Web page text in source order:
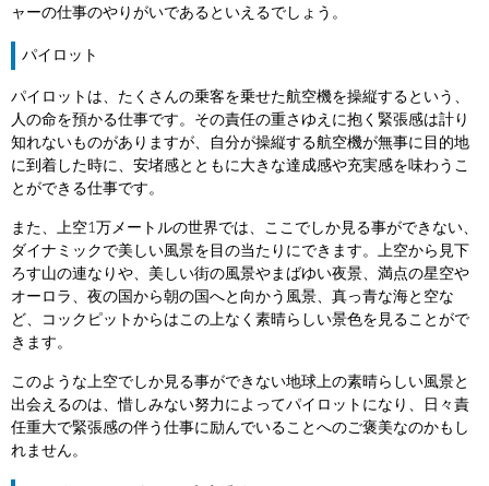
ャーの仕事のやりがいであるといえるでしょう。
パイロット
パイロットは、たくさんの乗客を乗せた航空機を操縦するという、
人の命を預かる仕事です。その責任の重さゆえに抱く緊張感は計り
知れないものがありますが、自分が操縦する航空機が無事に目的地
に到着した時に、安堵感とともに大きな達成感や充実感を味わうこ
とができる仕事です。
また、上空1万メートルの世界では、ここでしか見る事ができない、
ダイナミックで美しい風景を目の当たりにできます。上空から見下
ろす山の連なりや、美しい街の風景やまばゆい夜景、満点の星空や
オーロラ、夜の国から朝の国へと向かう風景、真っ青な海と空な
ど、コックピットからはこの上なく素晴らしい景色を見ることがで
きます。
このような上空でしか見る事ができない地球上の素晴らしい風景と
出会えるのは、惜しみない努力によってパイロットになり、日々責
任重大で緊張感の伴う仕事に励んでいることへのご褒美なのかもし
れません。